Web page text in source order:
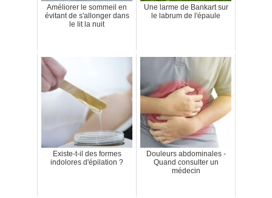
Améliorer le sommeil en
évitant de s'allonger dans
le lit la nuit
Une larme de Bankart sur
le labrum de l'épaule
Existe-t-il des formes
indolores d'épilation ?
Douleurs abdominales -
Quand consulter un
médecin